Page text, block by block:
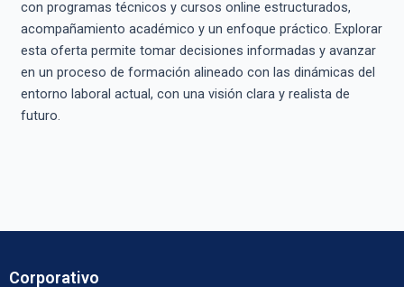
con programas técnicos y cursos online estructurados,
acompañamiento académico y un enfoque práctico. Explorar
esta oferta permite tomar decisiones informadas y avanzar
en un proceso de formación alineado con las dinámicas del
entorno laboral actual, con una visión clara y realista de
futuro.
Corporativo